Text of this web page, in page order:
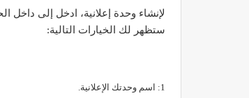
ستظهر لك الخيارات التالية:
1: اسم وحدتك الإعلانية.